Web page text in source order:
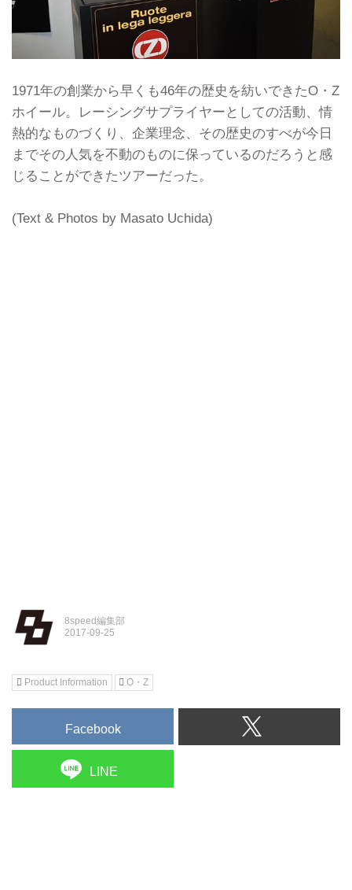
1971年の創業から早くも46年の歴史を紡いできたO・Z
ホイール。レーシングサプライヤーとしての活動、情
熱的なものづくり、企業理念、その歴史のすべが今日
までその人気を不動のものに保っているのだろうと感
じることができたツアーだった。
(Text & Photos by Masato Uchida)
8speed編集部
Product Information O・Z
Facebook
LINE